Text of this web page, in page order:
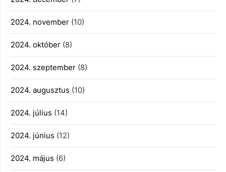
2024. november (10)
2024. október (8)
2024. szeptember (8)
2024. augusztus (10)
2024. július (14)
2024. június (12)
2024. május (6)